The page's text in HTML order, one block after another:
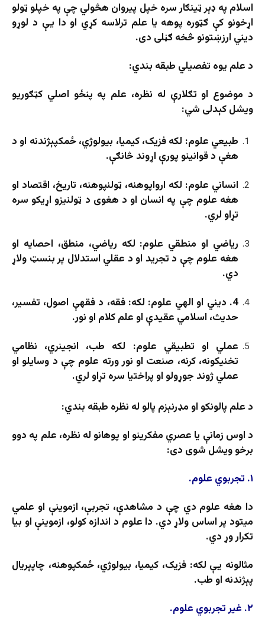
اسلام په ډېر ټینګار سره خپل پیروان هڅولي چې په خپلو ټولو
اړخونو کې ګټوره پوهه یا علم ترلاسه کړي او دا یې د لوړو
دیني ارزښتونو څخه ګڼلی دی.
د علم یوه تفصیلي طبقه بندي:
د موضوع او تګلارې له نظره، علم په پنځو اصلي کټګوریو
ویشل کېدلی شي:
طبیعي علوم: لکه فزیک، کیمیا، بیولوژي، ځمکپېژندنه او د
هغې د قوانینو پورې اړوند څانګې.
انساني علوم: لکه ارواپوهنه، ټولنپوهنه، تاریخ، اقتصاد او
هغه علوم چې په انسان او د هغوی د ټولنیزو اړیکو سره
تړاو لري.
ریاضي او منطقي علوم: لکه ریاضي، منطق، احصایه او
هغه علوم چې د تجرید او د عقلي استدلال پر بنسټ ولاړ
دي.
4. دیني او الهي علوم: لکه: فقه، د فقهې اصول، تفسیر،
حدیث، اسلامي عقیدې او علم کلام او نور.
عملي او تطبیقي علوم: لکه طب، انجینري، نظامي
تخنیکونه، کرنه، صنعت او نور ورته علوم چې د وسایلو او
عملي ژوند جوړولو او پراختیا سره تړاو لري.
د علم پالونکو او مډرنېزم پالو له نظره طبقه بندي:
د اوس زمانې یا عصري مفکرینو او پوهانو له نظره، علم په دوو
برخو ویشل شوی دی:
۱. تجربوي علوم.
دا هغه علوم دي چې د مشاهدې، تجربې، ازموینې او علمي
میتود پر اساس ولاړ دي. دا علوم د اندازه کولو، ازموینې او بیا
تکرار وړ دي.
مثالونه یې لکه: فزیک، کیمیا، بیولوژي، ځمکپوهنه، چاپېریال
پېژندنه او طب.
۲. غیر تجربوي علوم.